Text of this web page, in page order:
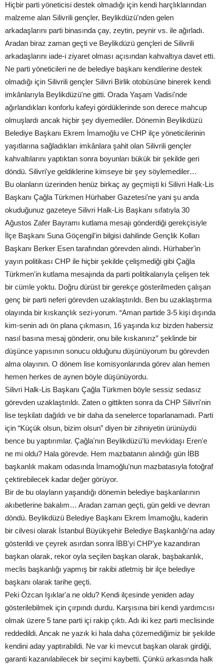
Hiçbir parti yöneticisi destek olmadığı için kendi harçlıklarından
malzeme alan Silivrili gençler, Beylikdüzü'nden gelen
arkadaşlarını parti binasında çay, zeytin, peynir vs. ile ağırladı.
Aradan biraz zaman geçti ve Beylikdüzü gençleri de Silivrili
arkadaşlarını iade-i ziyaret olması açısından kahvaltıya davet etti.
Ne parti yöneticileri ne de belediye başkanı kendilerine destek
olmadığı için Silivrili gençler Silivri Birlik otobüsüne binerek kendi
imkânlarıyla Beylikdüzü'ne gitti. Orada Yaşam Vadisi'nde
ağırlandıkları konforlu kafeyi gördüklerinde son derece mahcup
olmuşlardı ancak hiçbir şey diyemediler. Dönemin Beylikdüzü
Belediye Başkanı Ekrem İmamoğlu ve CHP ilçe yöneticilerinin
yaşıtlarına sağladıkları imkânlara şahit olan Silivrili gençler
kahvaltılarını yaptıktan sonra boyunları bükük bir şekilde geri
döndü. Silivri'ye geldiklerine kimseye bir şey söylemediler…
Bu olanların üzerinden henüz birkaç ay geçmişti ki Silivri Halk-Lis
Başkanı Çağla Türkmen Hürhaber Gazetesi'ne yani şu anda
okuduğunuz gazeteye Silivri Halk-Lis Başkanı sıfatıyla 30
Ağustos Zafer Bayramı kutlama mesajı gönderdiği gerekçisiyle
İlçe Başkanı Suna Göçengil'in bilgisi dahilinde Gençlik Kolları
Başkanı Berker Esen tarafından görevden alındı. Hürhaber'in
yayın politikası CHP ile hiçbir şekilde çelişmediği gibi Çağla
Türkmen'in kutlama mesajında da parti politikalarıyla çelişen tek
bir cümle yoktu. Doğru dürüst bir gerekçe gösterilmeden çalışan
genç bir parti neferi görevden uzaklaştırıldı. Ben bu uzaklaştırma
olayında bir kıskançlık sezi-yorum. “Aman partide 3-5 kişi dışında
kim-senin adı ön plana çıkmasın, 16 yaşında kız bizden habersiz
nasıl basına mesaj gönderir, onu bile kıskanırız” şeklinde bir
düşünce yapısının sonucu olduğunu düşünüyorum bu görevden
alma olayının. O dönem lise komisyonlarında görev alan hemen
hemen herkes de aynen böyle düşünüyordu.
Silivri Halk-Lis Başkanı Çağla Türkmen böyle sessiz sedasız
görevden uzaklaştırıldı. Zaten o gittikten sonra da CHP Silivri'nin
lise teşkilatı dağıldı ve bir daha da senelerce toparlanamadı. Parti
için “Küçük olsun, bizim olsun” diyen bir zihniyetin ürünüydü
bence bu yaptırımlar. Çağla'nın Beylikdüzü'lü mevkidaşı Eren'e
ne mi oldu? Hala görevde. Hem mazbatanın alındığı gün İBB
başkanlık makam odasında İmamoğlu'nun mazbatasıyla fotoğraf
çektirebilecek kadar değer görüyor.
Bir de bu olayların yaşandığı dönemin belediye başkanlarının
akıbetlerine bakalım… Aradan zaman geçti, gün geldi ve devran
döndü. Beylikdüzü Belediye Başkanı Ekrem İmamoğlu, kaderin
bir cilvesi olarak İstanbul Büyükşehir Belediye Başkanlığı'na aday
gösterildi ve çeyrek asırdan sonra İBB'yi CHP'ye kazandıran
başkan olarak, rekor oyla seçilen başkan olarak, başbakanlık,
meclis başkanlığı yapmış bir rakibi atletmiş bir ilçe belediye
başkanı olarak tarihe geçti.
Peki Özcan Işıklar'a ne oldu? Kendi ilçesinde yeniden aday
gösterilebilmek için çırpındı durdu. Karşısına biri kendi yardımcısı
olmak üzere 5 tane parti içi rakip çıktı. Adı iki kez parti meclisinde
reddedildi. Ancak ne yazık ki hala daha çözemediğimiz bir şekilde
kendini aday yaptırabildi. Ne var ki mevcut başkan olarak girdiği,
garanti kazanılabilecek bir seçimi kaybetti. Çünkü arkasında halk